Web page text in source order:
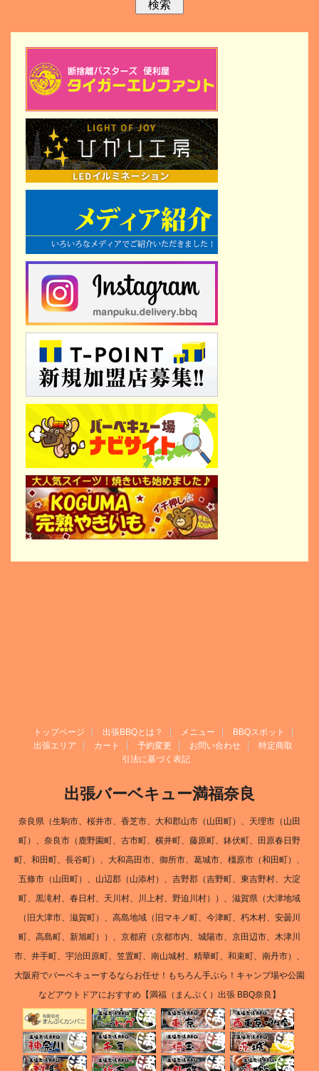
トップページ 出張BBQとは？ メニュー
BBQスポット
出張エリア
カート 予約変更 お問い合わせ
特定商取
引法に基づく表記
出張バーベキュー満福奈良
奈良県（生駒市、桜井市、香芝市、大和郡山市（山田町）、天理市（山田
町）、奈良市（鹿野園町、古市町、横井町、藤原町、鉢伏町、田原春日野
町、和田町、長谷町）、大和高田市、御所市、葛城市、橿原市（和田町）、
五條市（山田町）、山辺郡（山添村）、吉野郡（吉野町、東吉野村、大淀
町、黒滝村、春日村、天川村、川上村、野迫川村））、滋賀県（大津地域
（旧大津市、滋賀町）、高島地域（旧マキノ町、今津町、朽木村、安曇川
町、高島町、新旭町））、京都府（京都市内、城陽市、京田辺市、木津川
市、井手町、宇治田原町、笠置町、南山城村、精華町、和束町、南丹市）、
大阪府でバーベキューするならお任せ！もちろん手ぶら！キャンプ場や公園
などアウトドアにおすすめ【満福（まんぷく）出張 BBQ奈良】